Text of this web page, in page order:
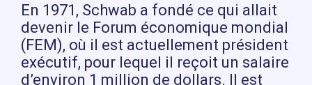
En 1971, Schwab a fondé ce qui allait
devenir le Forum économique mondial
(FEM), où il est actuellement président
exécutif, pour lequel il reçoit un salaire
d’environ 1 million de dollars. Il est